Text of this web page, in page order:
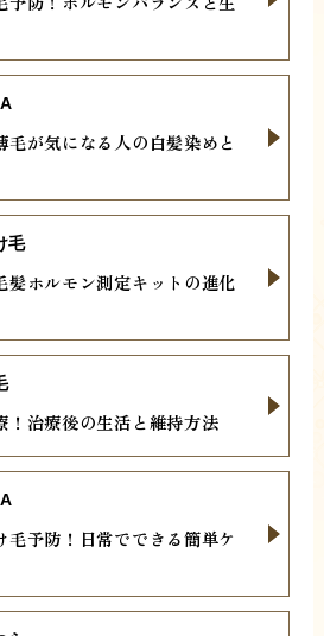
毛が気になる人の白髪染めと
髪ホルモン測定キットの進化
毛
！治療後の生活と維持方法
毛予防！日常でできる簡単ケ